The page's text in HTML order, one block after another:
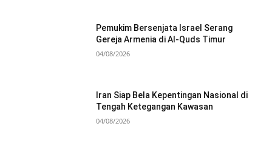
Pemukim Bersenjata Israel Serang
Gereja Armenia di Al-Quds Timur
04/08/2026
Iran Siap Bela Kepentingan Nasional di
Tengah Ketegangan Kawasan
04/08/2026